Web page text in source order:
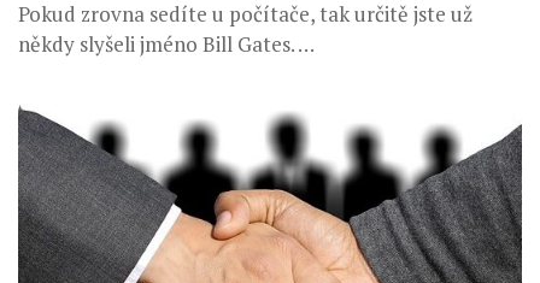
Pokud zrovna sedíte u počítače, tak určitě jste už
někdy slyšeli jméno Bill Gates. …